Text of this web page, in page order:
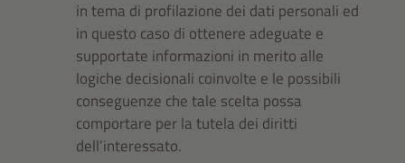
in tema di profilazione dei dati personali ed
in questo caso di ottenere adeguate e
supportate informazioni in merito alle
logiche decisionali coinvolte e le possibili
conseguenze che tale scelta possa
comportare per la tutela dei diritti
dell’interessato.